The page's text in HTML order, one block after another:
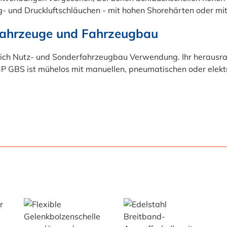
und Druckluftschläuchen - mit hohen Shorehärten oder
und Fahrzeugbau
Nutz- und Sonderfahrzeugbau Verwendung. Ihr
GBS ist mühelos mit manuellen, pneumatischen oder